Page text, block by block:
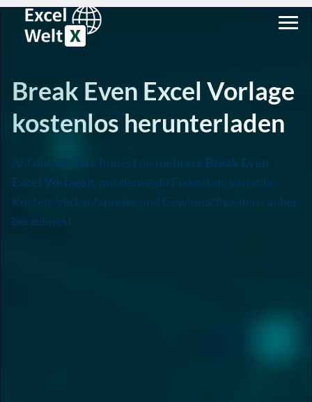
Break Even Excel Vorlage
kostenlos herunterladen
Auf dieser Seite findest du mehrere Break Even
Excel Vorlagen, mit denen du Fixkosten, variable
Kosten, Verkaufspreise und Gewinnschwellen sauber
berechnest.